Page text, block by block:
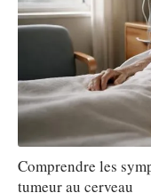
Comprendre les
tumeur au cerveau